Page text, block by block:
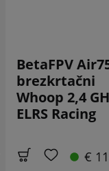
BetaFPV
brezkrtačni
Whoop 2,4
ELRS Racing
€